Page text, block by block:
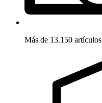
Más de 13.150 artículos